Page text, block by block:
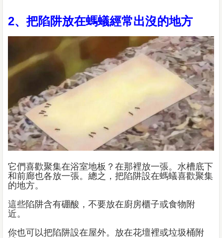
2、把陷阱放在螞蟻經常出沒的地方
它們喜歡聚集在浴室地板？在那裡放一張。水槽底下
和前廊也各放一張。總之，把陷阱設在螞蟻喜歡聚集
的地方。
這些陷阱含有硼酸，不要放在廚房櫃子或食物附
近。
你也可以把陷阱設在屋外。放在花壇裡或垃圾桶附